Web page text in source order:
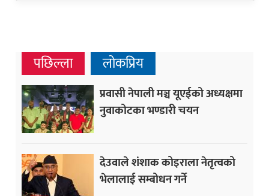
पछिल्ला लोकप्रिय
प्रवासी नेपाली मञ्च यूएईको अध्यक्षमा
नुवाकोटका भण्डारी चयन
देउवाले शंशाक कोइराला नेतृत्वको
भेलालाई सम्बोधन गर्ने